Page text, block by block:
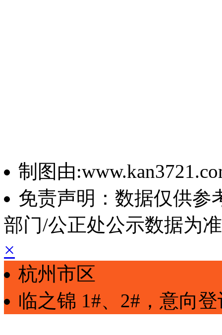
制图由
免责声明：数据仅供参
部门/公正处公示数据为
×
杭州市区
临之锦 1#、2# ， 意向登